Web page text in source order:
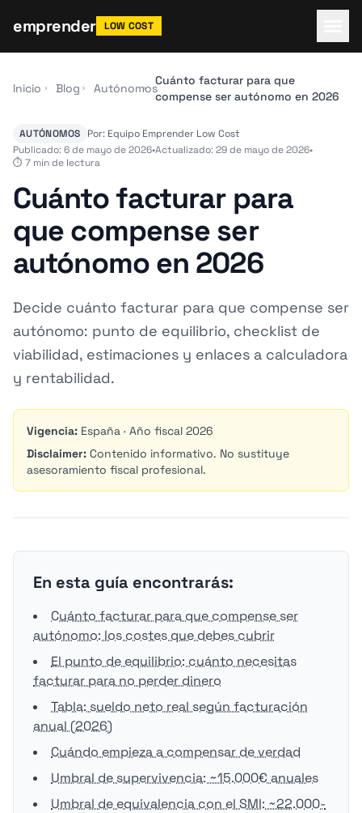
emprender LOW COST
Inicio Blog Autónomos
Cuánto facturar para que
compense ser autónomo en 2026
AUTÓNOMOS
Por: Equipo Emprender Low Cost
Publicado: 6 de mayo de 2026•Actualizado: 29 de mayo de 2026•
⏱ 7 min de lectura
Cuánto facturar para
que compense ser
autónomo en 2026
Decide cuánto facturar para que compense ser
autónomo: punto de equilibrio, checklist de
viabilidad, estimaciones y enlaces a calculadora
y rentabilidad.
Vigencia: España · Año fiscal 2026
Disclaimer: Contenido informativo. No sustituye
asesoramiento fiscal profesional.
En esta guía encontrarás:
Cuánto facturar para que compense ser
autónomo: los costes que debes cubrir
El punto de equilibrio: cuánto necesitas
facturar para no perder dinero
Tabla: sueldo neto real según facturación
anual (2026)
Cuándo empieza a compensar de verdad
Umbral de supervivencia: ~15.000€ anuales
Umbral de equivalencia con el SMI: ~22.000-